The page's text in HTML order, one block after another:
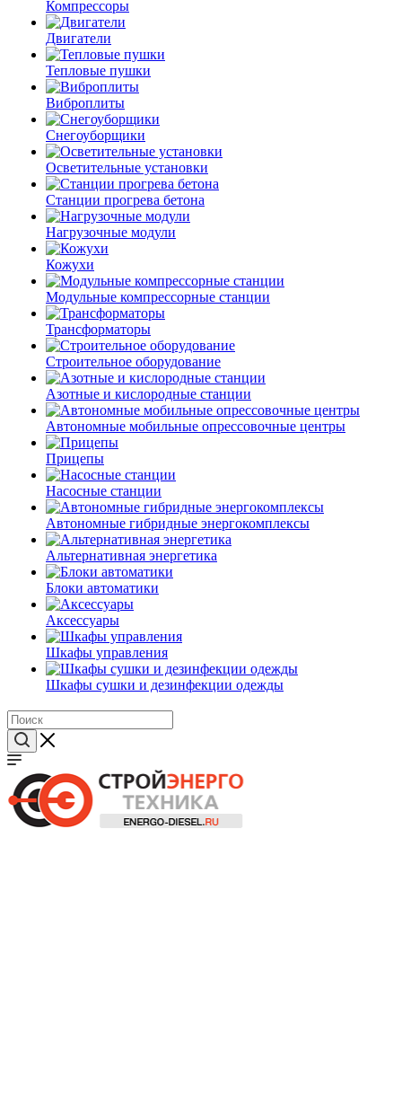
Компрессоры
Двигатели
Тепловые пушки
Виброплиты
Снегоуборщики
Осветительные установки
Станции прогрева бетона
Нагрузочные модули
Кожухи
Модульные компрессорные станции
Трансформаторы
Строительное оборудование
Азотные и кислородные станции
Автономные мобильные опрессовочные центры
Прицепы
Насосные станции
Автономные гибридные энергокомплексы
Альтернативная энергетика
Блоки автоматики
Аксессуары
Шкафы управления
Шкафы сушки и дезинфекции одежды